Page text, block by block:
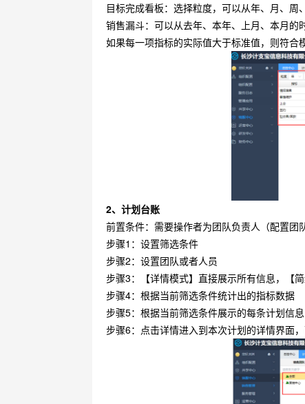
目标完成看板：选择粒度，可以从年、月、
销售漏斗：可以从去年、本年、上月、本月
如果每一项指标的实际值大于标准值，则符合
2、计划台账
前置条件：需要操作者为团队负责人（配置团
步骤1：设置筛选条件
步骤2：设置团队或者人员
步骤3：【详情模式】直接展示所有信息，【
步骤4：根据当前筛选条件统计出的指标数据
步骤5：根据当前筛选条件展示的每条计划信息
步骤6：点击详情进入到本次计划的详情界面